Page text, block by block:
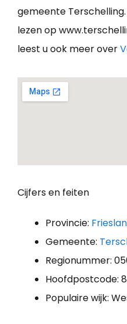
gemeente
lezen op
leest u ook meer over
Cijfers en feiten
Provincie:
Gemeente:
Regionummer:
Hoofdpostcode:
Populaire wijk: